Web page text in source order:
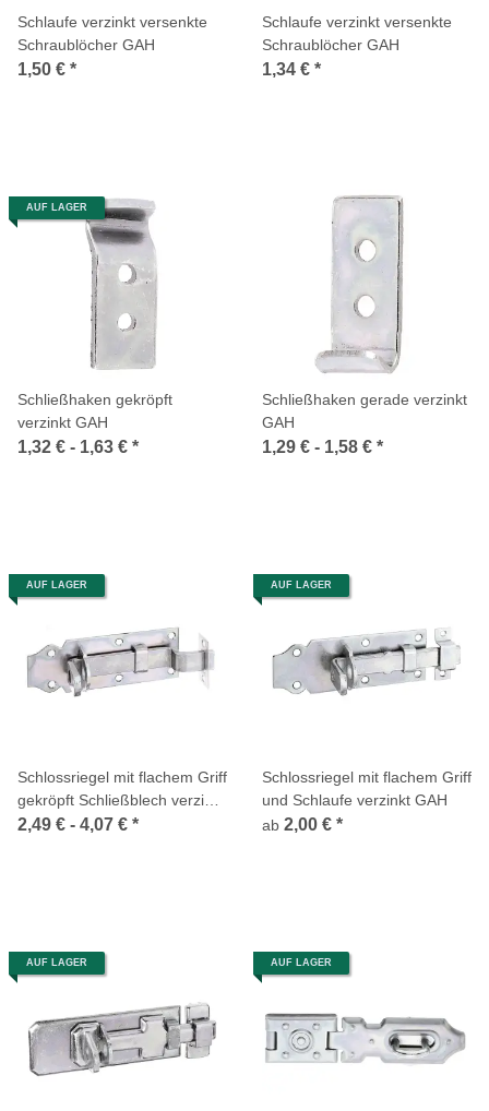
Schlaufe verzinkt versenkte
Schraublöcher GAH
1,50 € *
Schlaufe verzinkt versenkte
Schraublöcher GAH
1,34 € *
AUF LAGER
Schließhaken gekröpft
verzinkt GAH
1,32 € - 1,63 € *
Schließhaken gerade verzinkt
GAH
1,29 € - 1,58 € *
AUF LAGER
Schlossriegel mit flachem Griff
gekröpft Schließblech verzinkt
GAH
2,49 € - 4,07 € *
AUF LAGER
Schlossriegel mit flachem Griff
und Schlaufe verzinkt GAH
ab 2,00 € *
AUF LAGER AUF LAGER